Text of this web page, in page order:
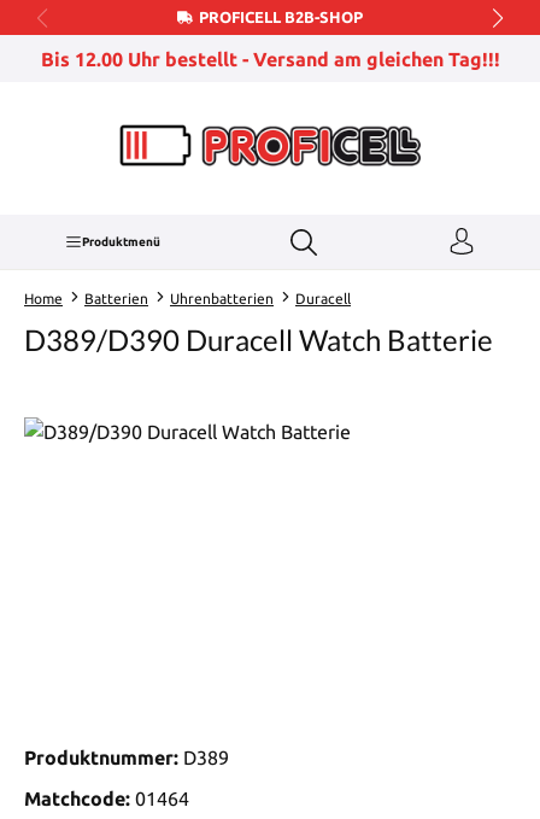
Zum Hauptinhalt springenPROFICELL B2B-SHOP
Bis 12.00 Uhr bestellt - Versand am gleichen Tag!!!
Produktmenü
Home Batterien Uhrenbatterien Duracell
D389/D390 Duracell Watch Batterie
Produktnummer: D389
Matchcode: 01464